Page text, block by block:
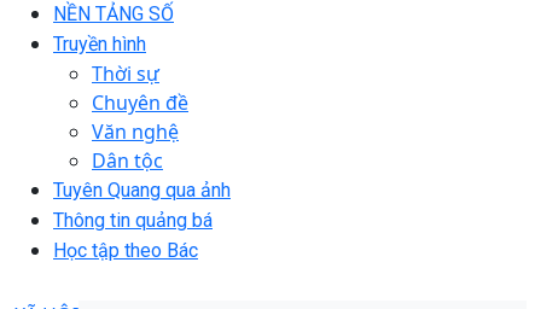
NỀN TẢNG SỐ
Truyền hình
Thời sự
Chuyên đề
Văn nghệ
Dân tộc
Tuyên Quang qua ảnh
Thông tin quảng bá
Học tập theo Bác